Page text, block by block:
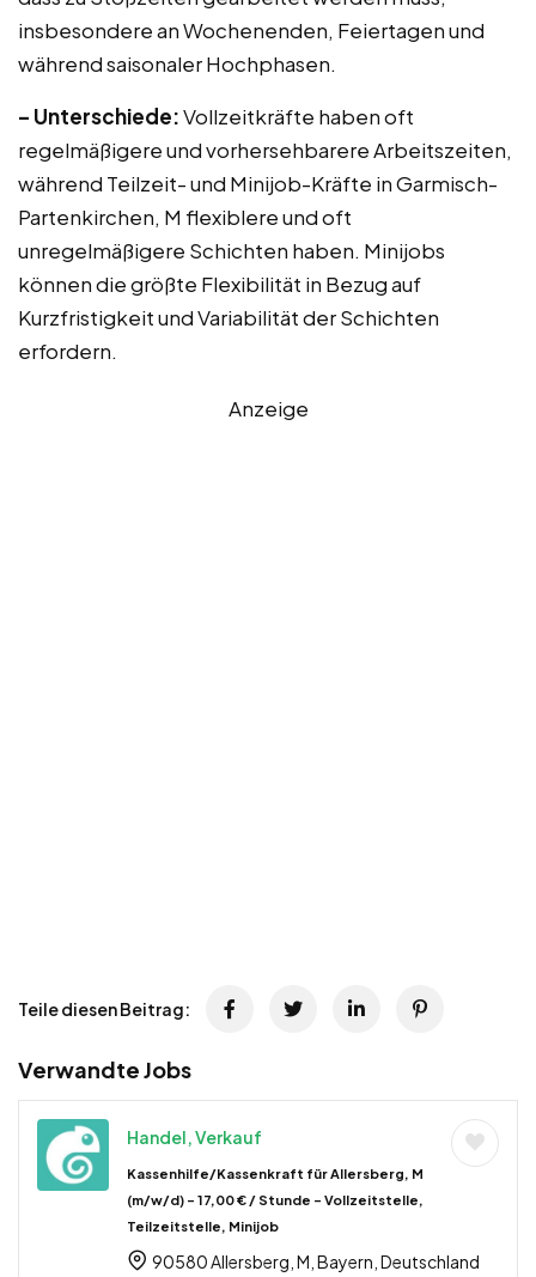
insbesondere an Wochenenden, Feiertagen und
während saisonaler Hochphasen.
– Unterschiede:Vollzeitkräfte haben oft
regelmäßigere und vorhersehbarere Arbeitszeiten,
während Teilzeit- und Minijob-Kräfte in Garmisch-
Partenkirchen, M flexiblere und oft
unregelmäßigere Schichten haben. Minijobs
können die größte Flexibilität in Bezug auf
Kurzfristigkeit und Variabilität der Schichten
erfordern.
Anzeige
Teile diesen Beitrag:
Verwandte Jobs
Handel, Verkauf
Kassenhilfe/Kassenkraft für Allersberg, M
(m/w/d) – 17,00 € / Stunde – Vollzeitstelle,
Teilzeitstelle, Minijob
90580 Allersberg, M, Bayern, Deutschland